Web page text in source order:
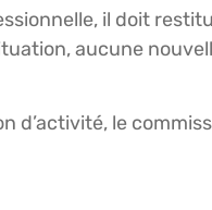
il doit
aucune
d’activité, le